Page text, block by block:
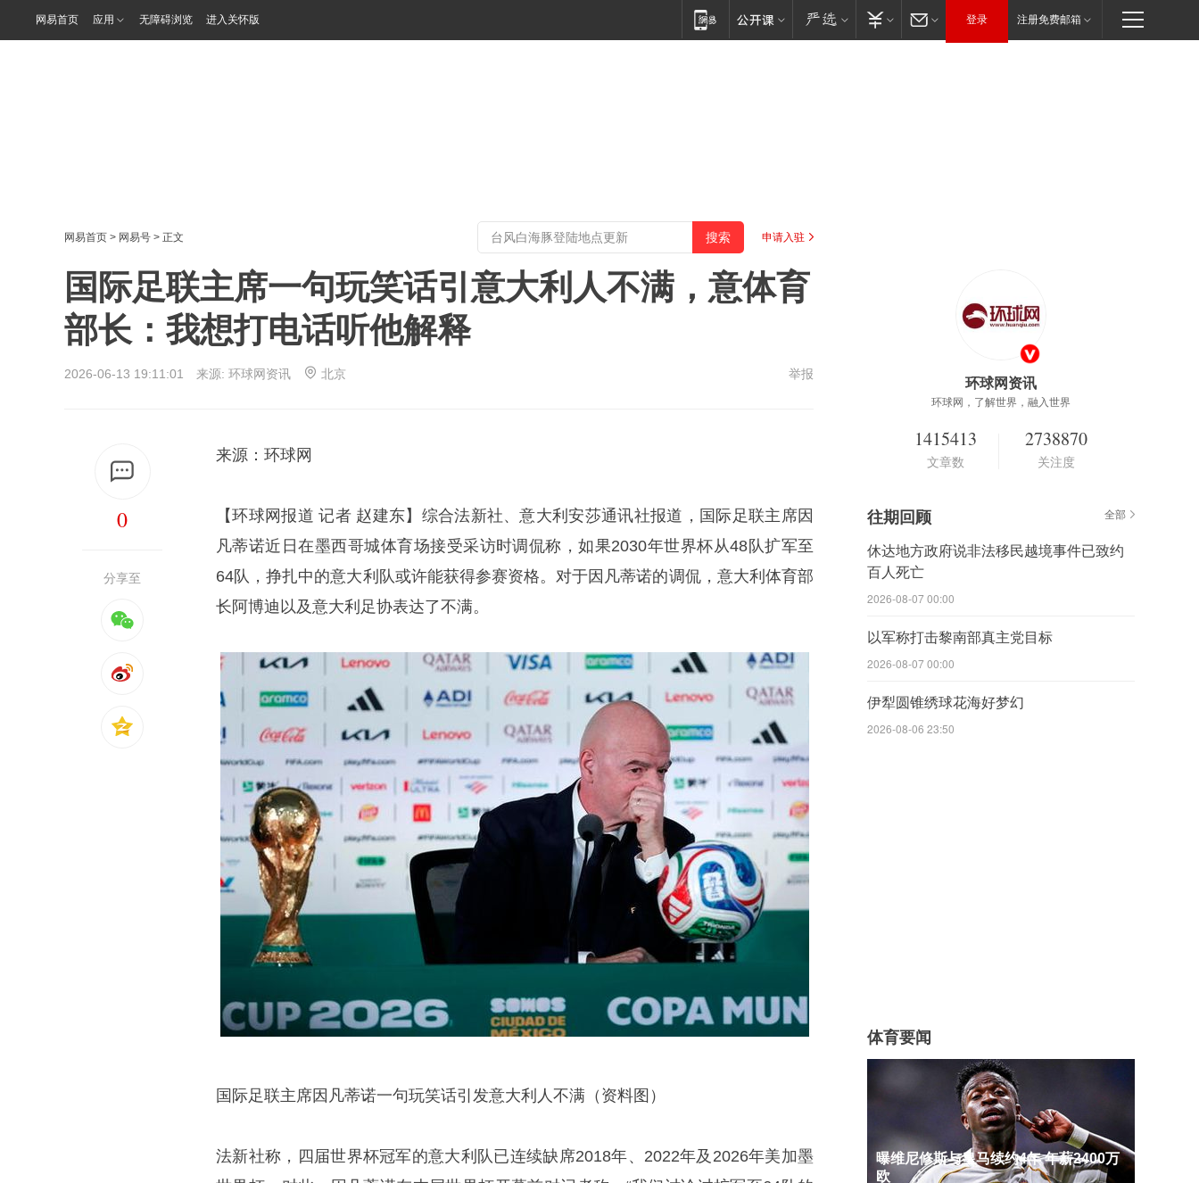
网易首页 应用 无障碍浏览 进入关怀版 登录 注册免费邮箱
网易首页 > 网易号 > 正文 申请入驻
国际足联主席一句玩笑话引意大利人不满，意体育
部长：我想打电话听他解释
2026-06-13 19:11:01 来源: 环球网资讯 北京 举报
0
分享至
来源：环球网
【环球网报道 记者 赵建东】综合法新社、意大利安莎通讯社报道，国际足联主席因
凡蒂诺近日在墨西哥城体育场接受采访时调侃称，如果2030年世界杯从48队扩军至
64队，挣扎中的意大利队或许能获得参赛资格。对于因凡蒂诺的调侃，意大利体育部
长阿博迪以及意大利足协表达了不满。
国际足联主席因凡蒂诺一句玩笑话引发意大利人不满（资料图）
法新社称，四届世界杯冠军的意大利队已连续缺席2018年、2022年及2026年美加墨
环球网资讯
环球网，了解世界，融入世界
1415413
文章数
2738870
关注度
往期回顾 全部
休达地方政府说非法移民越境事件已致约
百人死亡
2026-08-07 00:00
以军称打击黎南部真主党目标
2026-08-07 00:00
伊犁圆锥绣球花海好梦幻
2026-08-06 23:50
体育要闻
曝维尼修斯与皇马续约4年 年薪2400万
欧